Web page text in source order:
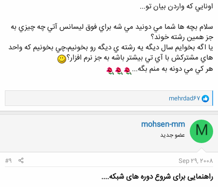
اونايي كه واردن بيان تو...
سلام بچه ها شما مي دونيد مي شه براي فوق ليسانس آتي چه چيزي به
جز همين رشته خوند؟
يا اگه بخوايم سال ديگه يه رشته ي ديگه رو بخونيم،چي بخونيم كه واحد
هاي مشتركش با آي تي بيشتر باشه به جز نرم افزار؟
هر كي مي دونه به منم بگه...
و
ا
ک
ن
ش
ه
ا
mehrdad67
M
mohsen-mm
عضو جدید
Sep 29, 2008
#9
راهنمایی برای شروع دوره های شبکه....